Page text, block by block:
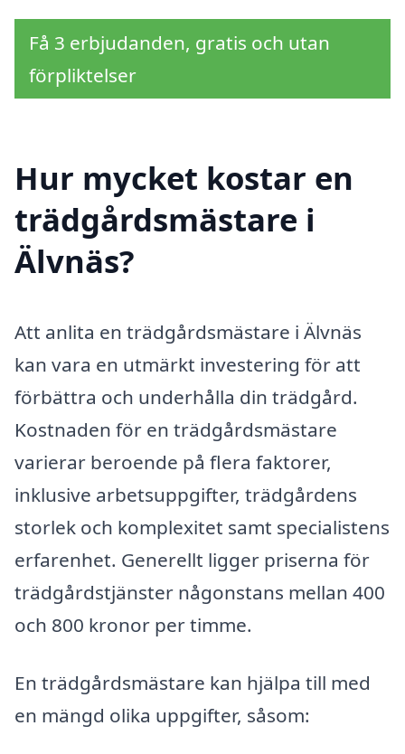
Få 3 erbjudanden, gratis och utan
förpliktelser
Hur mycket kostar en
trädgårdsmästare i
Älvnäs?
Att anlita en trädgårdsmästare i Älvnäs
kan vara en utmärkt investering för att
förbättra och underhålla din trädgård.
Kostnaden för en trädgårdsmästare
varierar beroende på flera faktorer,
inklusive arbetsuppgifter, trädgårdens
storlek och komplexitet samt specialistens
erfarenhet. Generellt ligger priserna för
trädgårdstjänster någonstans mellan 400
och 800 kronor per timme.
En trädgårdsmästare kan hjälpa till med
en mängd olika uppgifter, såsom: